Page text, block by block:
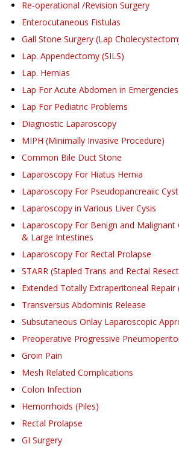
Re-operational /Revision Surgery
Enterocutaneous Fistulas
Gall Stone Surgery (Lap
Lap. Appendectomy (SILS)
Lap. Hernias
Lap For Acute Abdomen in Emergencies
Lap For Pediatric Problems
Diagnostic Laparoscopy
MIPH (Minimally Invasive Procedure)
Common Bile Duct Stone
Laparoscopy For Hiatus Hernia
Laparoscopy For Pseudopancreaiic Cyst
Laparoscopy in Various Liver Cysis
Laparoscopy For Benign and Malignant
& Large Intestines
Laparoscopy For Rectal Prolapse
STARR (Stapled Trans and Rectal
Extended Totally Extraperitoneal Repair
Transversus Abdominis Release
Subsutaneous Onlay Laparoscopic
Preoperative Progressive
Groin Pain
Mesh Related Complications
Colon Infection
Hemorrhoids (Piles)
Rectal Prolapse
GI Surgery